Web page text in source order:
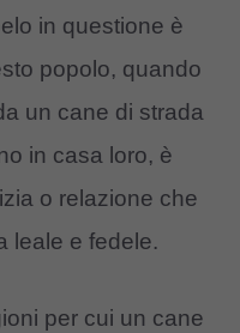
in questione è
popolo, quando
un cane di strada
in casa loro, è
o relazione che
leale e fedele.
per cui un cane